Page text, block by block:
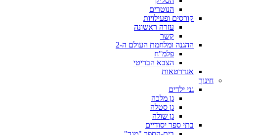
הנוטרים
קורסים ופעילויות
עזרה ראשונה
קשר
ההגנה ומלחמת העולם ה-2
פלמ"ח
הצבא הבריטי
אנדרטאות
חינוך
גני ילדים
גן מלכה
גן סטלה
גן שולה
בתי ספר יסודיים